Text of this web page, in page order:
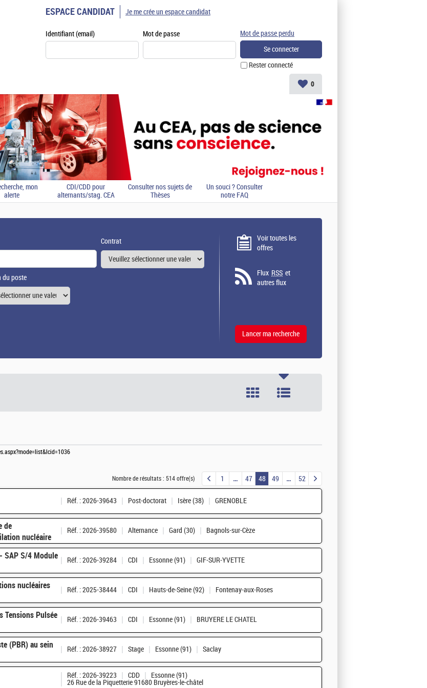
ESPACE CANDIDAT
Identifiant (email) Mot de passe
Rester connecté
Mot de passe perdu
Je me crée un espace candidat
0
mon
alerte
CDI/CDD pour
alternants/stag. CEA
Consulter nos sujets de
Thèses
Un souci ? Consulter
notre FAQ
Contrat
du poste
Voir toutes les
offres
Flux RSS et
autres flux
Nombre de résultats : 514 offre(s) 1 47 48 49 52
Réf. : 2026-39643 Post-doctorat Isère (38) GRENOBLE
de
nucléaire
Réf. : 2026-39580 Alternance Gard (30) Bagnols-sur-Cèze
SAP S/4 Module
Réf. : 2026-39284 CDI Essonne (91) GIF-SUR-YVETTE
nucléaires
Réf. : 2025-38444 CDI Hauts-de-Seine (92) Fontenay-aux-Roses
Tensions Pulsée
Réf. : 2026-39463 CDI Essonne (91) BRUYERE LE CHATEL
(PBR) au sein
Réf. : 2026-38927 Stage Essonne (91) Saclay
Réf. : 2026-39223 CDD
Essonne (91)
26 Rue de la Piquetterie 91680 Bruyères-le-châtel